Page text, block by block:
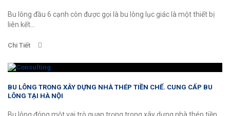
Bu lông đầu 6 cạnh còn được gọi là bu lông lục giác là một thiết bị
liên kết...
Chi Tiết
BU LÔNG TRONG XÂY DỰNG NHÀ THÉP TIỀN CHẾ. CUNG CẤP BU
LÔNG TẠI HÀ NỘI